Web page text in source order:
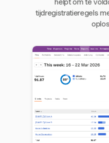
helpt om te
tijdregistratieregels